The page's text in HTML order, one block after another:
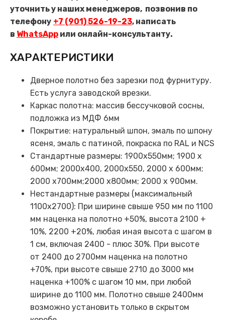
уточнить у наших менеджеров, позвонив по
телефону +7 (901) 526-19-23, написать
в WhatsApp или онлайн-консультанту.
ХАРАКТЕРИСТИКИ
Дверное полотно без зарезки под фурнитуру.
Есть услуга заводской врезки.
Каркас полотна: массив бессучковой сосны,
подложка из МДФ 6мм
Покрытие: натуральный шпон, эмаль по шпону
ясеня, эмаль с патиной, покраска по RAL и NCS
Стандартные размеры: 1900х550мм; 1900 х
600мм; 2000х400, 2000х550, 2000 х 600мм;
2000 х700мм;2000 х800мм; 2000 х 900мм.
Нестандартные размеры (максимальный
1100х2700): При ширине свыше 950 мм по 1100
мм наценка на полотно +50%, высота 2100 +
10%, 2200 +20%, любая иная высота с шагом в
1 см, включая 2400 - плюс 30%. При высоте
от 2400 до 2700мм наценка на полотно
+70%, при высоте свыше 2710 до 3000 мм
наценка +100% с шагом 10 мм, при любой
ширине до 1100 мм. Полотно свыше 2400мм
возможно установить только в скрытом